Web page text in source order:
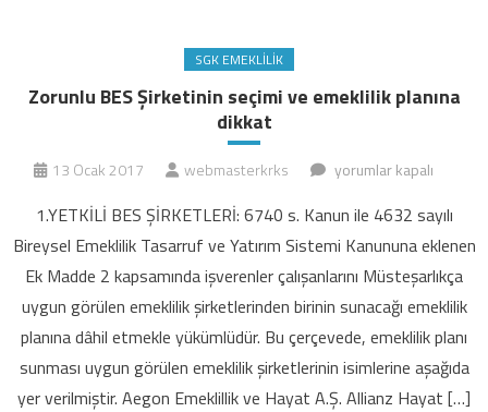
SGK EMEKLILIK
Zorunlu BES Şirketinin seçimi ve emeklilik planına
dikkat
13 Ocak 2017 webmasterkrks
Zorunlu
Şirketinin
seçimi
ve
emeklilik
planına
dikkat
için
yorumlar kapalı
1.YETKİLİ BES ŞİRKETLERİ: 6740 s. Kanun ile 4632 sayılı
Bireysel Emeklilik Tasarruf ve Yatırım Sistemi Kanununa eklenen
Ek Madde 2 kapsamında işverenler çalışanlarını Müsteşarlıkça
uygun görülen emeklilik şirketlerinden birinin sunacağı emeklilik
planına dâhil etmekle yükümlüdür. Bu çerçevede, emeklilik planı
sunması uygun görülen emeklilik şirketlerinin isimlerine aşağıda
yer verilmiştir. Aegon Emeklillik ve Hayat A.Ş. Allianz Hayat […]